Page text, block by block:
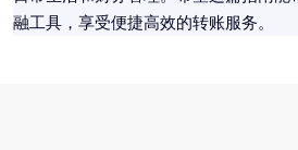
融工具，享受便捷高效的转账服务。